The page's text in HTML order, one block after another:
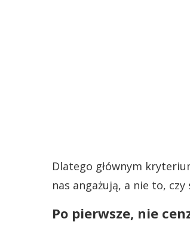
Dlatego głównym
nas angażują, a nie to, czy
Po pierwsze, nie